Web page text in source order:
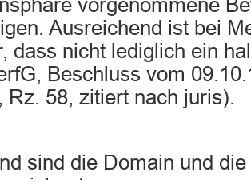
vorgenommene
Ausreichend ist bei
dass nicht lediglich ein
Beschluss vom
, Rz. 58, zitiert nach juris).
sind die Domain und